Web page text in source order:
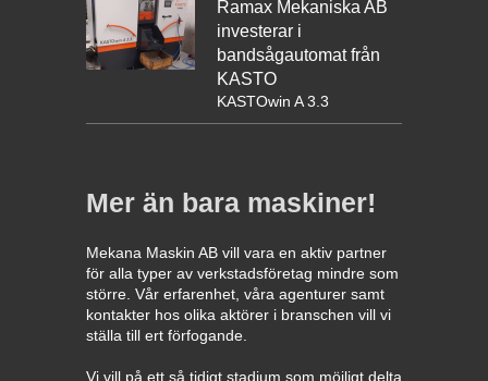
Ramax Mekaniska AB
investerar i
bandsågautomat från
KASTO
KASTOwin A 3.3
Mer än bara maskiner!
Mekana Maskin AB vill vara en aktiv partner
för alla typer av verkstadsföretag mindre som
större. Vår erfarenhet, våra agenturer samt
kontakter hos olika aktörer i branschen vill vi
ställa till ert förfogande.
Vi vill på ett så tidigt stadium som möjligt delta